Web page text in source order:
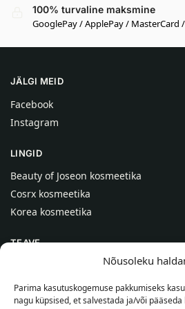
Nõusoleku
Parima kasutuskogemuse pakkumiseks
nagu küpsised, et salvestada ja/või
100% turvaline maksmine
GooglePay / ApplePay / MasterCard
JÄLGI MEID
Facebook
Instagram
LINGID
Beauty of Joseon kosmeetika
Cosrx kosmeetika
Korea kosmeetika
TEAVE
Kontaktid
Abi